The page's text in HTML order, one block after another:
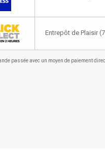
Entrepôt de Plaisir
passée avec un moyen de paiement